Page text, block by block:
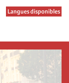
Langues disponibles